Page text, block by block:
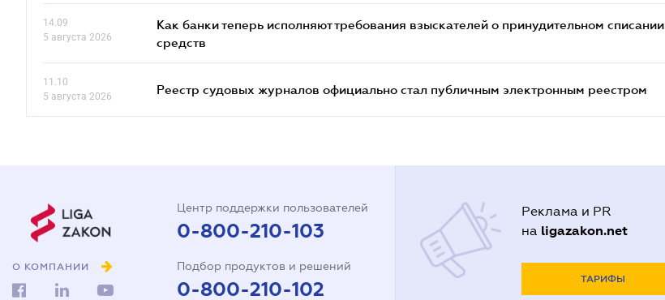
14.09
5 августа 2026
Как банки теперь исполняют требования взыскателей о принудительном списании
средств
11.10
5 августа 2026
Реестр судовых журналов официально стал публичным электронным реестром
О КОМПАНИИ
Центр поддержки пользователей
0-800-210-103
Подбор продуктов и решений
0-800-210-102
Реклама и PR
на ligazakon.net
ТАРИФЫ